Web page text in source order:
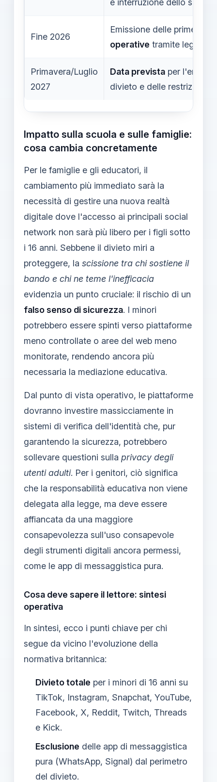
Fine 2026
Emissione delle prime
operative tramite
Primavera/Luglio
2027
Data prevista per
divieto e delle restrizioni.
Impatto sulla scuola e sulle famiglie:
cosa cambia concretamente
Per le famiglie e gli educatori, il
cambiamento più immediato sarà la
necessità di gestire una nuova realtà
digitale dove l'accesso ai principali social
network non sarà più libero per i figli sotto
i 16 anni. Sebbene il divieto miri a
proteggere, la scissione tra chi sostiene il
bando e chi ne teme l'inefficacia
evidenzia un punto cruciale: il rischio di un
falso senso di sicurezza. I minori
potrebbero essere spinti verso piattaforme
meno controllate o aree del web meno
monitorate, rendendo ancora più
necessaria la mediazione educativa.
Dal punto di vista operativo, le piattaforme
dovranno investire massicciamente in
sistemi di verifica dell'identità che, pur
garantendo la sicurezza, potrebbero
sollevare questioni sulla privacy degli
utenti adulti. Per i genitori, ciò significa
che la responsabilità educativa non viene
delegata alla legge, ma deve essere
affiancata da una maggiore
consapevolezza sull'uso consapevole
degli strumenti digitali ancora permessi,
come le app di messaggistica pura.
Cosa deve sapere il lettore: sintesi
operativa
In sintesi, ecco i punti chiave per chi
segue da vicino l'evoluzione della
normativa britannica:
Divieto totale per i minori di 16 anni su
TikTok, Instagram, Snapchat, YouTube,
Facebook, X, Reddit, Twitch, Threads
e Kick.
Esclusione delle app di messaggistica
pura (WhatsApp, Signal) dal perimetro
del divieto.